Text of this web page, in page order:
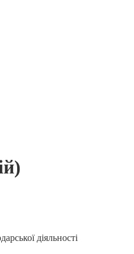
діяльності